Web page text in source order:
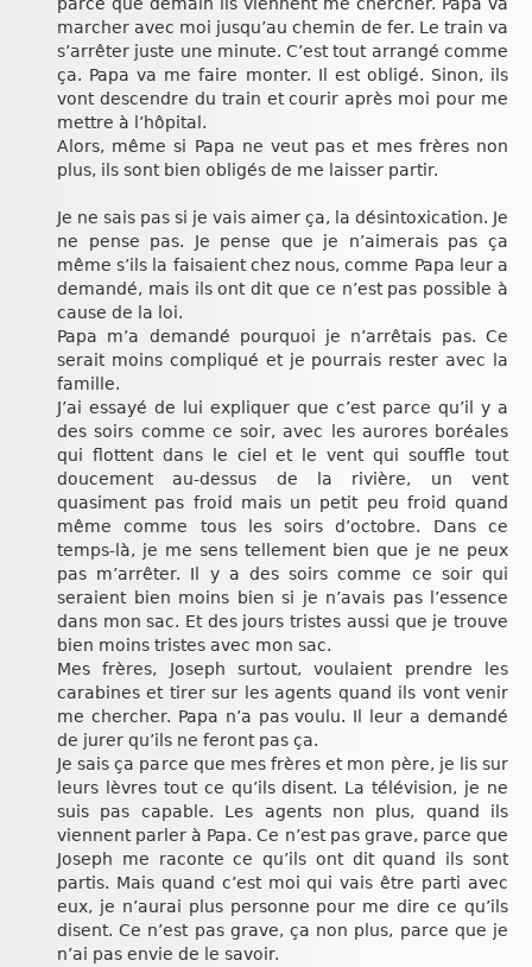
parce que demain ils viennent me chercher. Papa va
marcher avec moi jusqu’au chemin de fer. Le train va
s’arrêter juste une minute. C’est tout arrangé comme
ça. Papa va me faire monter. Il est obligé. Sinon, ils
vont descendre du train et courir après moi pour me
mettre à l’hôpital.
Alors, même si Papa ne veut pas et mes frères non
plus, ils sont bien obligés de me laisser partir.
Je ne sais pas si je vais aimer ça, la désintoxication. Je
ne pense pas. Je pense que je n’aimerais pas ça
même s’ils la faisaient chez nous, comme Papa leur a
demandé, mais ils ont dit que ce n’est pas possible à
cause de la loi.
Papa m’a demandé pourquoi je n’arrêtais pas. Ce
serait moins compliqué et je pourrais rester avec la
famille.
J’ai essayé de lui expliquer que c’est parce qu’il y a
des soirs comme ce soir, avec les aurores boréales
qui flottent dans le ciel et le vent qui souffle tout
doucement au-dessus de la rivière, un vent
quasiment pas froid mais un petit peu froid quand
même comme tous les soirs d’octobre. Dans ce
temps-là, je me sens tellement bien que je ne peux
pas m’arrêter. Il y a des soirs comme ce soir qui
seraient bien moins bien si je n’avais pas l’essence
dans mon sac. Et des jours tristes aussi que je trouve
bien moins tristes avec mon sac.
Mes frères, Joseph surtout, voulaient prendre les
carabines et tirer sur les agents quand ils vont venir
me chercher. Papa n’a pas voulu. Il leur a demandé
de jurer qu’ils ne feront pas ça.
Je sais ça parce que mes frères et mon père, je lis sur
leurs lèvres tout ce qu’ils disent. La télévision, je ne
suis pas capable. Les agents non plus, quand ils
viennent parler à Papa. Ce n’est pas grave, parce que
Joseph me raconte ce qu’ils ont dit quand ils sont
partis. Mais quand c’est moi qui vais être parti avec
eux, je n’aurai plus personne pour me dire ce qu’ils
disent. Ce n’est pas grave, ça non plus, parce que je
n’ai pas envie de le savoir.